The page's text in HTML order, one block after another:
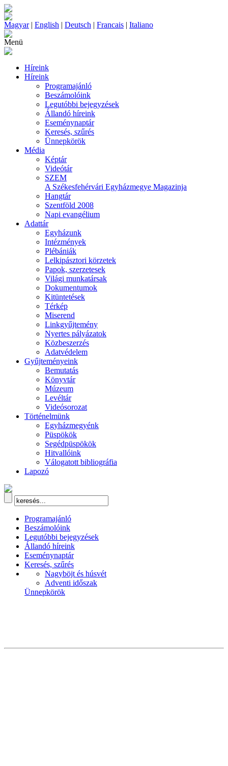
Magyar| English | Deutsch | Francais | Italiano
Menü
Híreink
Híreink
Programajánló
Beszámolóink
Legutóbbi bejegyzések
Állandó híreink
Eseménynaptár
Keresés, szűrés
Ünnepkörök
Média
Képtár
Videótár
SZEM
A Székesfehérvári Egyházmegye Magazinja
Hangtár
Szentföld 2008
Napi evangélium
Adattár
Egyházunk
Intézmények
Plébániák
Lelkipásztori körzetek
Papok, szerzetesek
Világi munkatársak
Dokumentumok
Kitüntetések
Térkép
Miserend
Linkgyűjtemény
Nyertes pályázatok
Közbeszerzés
Adatvédelem
Gyűjteményeink
Bemutatás
Könyvtár
Múzeum
Levéltár
Videósorozat
Történelmünk
Egyházmegyénk
Püspökök
Segédpüspökök
Hitvallóink
Válogatott bibliográfia
Lapozó
Programajánló
Beszámolóink
Legutóbbi bejegyzések
Állandó híreink
Eseménynaptár
Keresés, szűrés
Nagyböjt és húsvét
Adventi időszak
Ünnepkörök